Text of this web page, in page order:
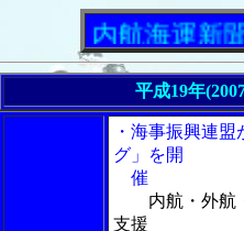
内航海運新聞」ニ
平成19年
・海事振興連
グ」を開
催
内航・外航
支援